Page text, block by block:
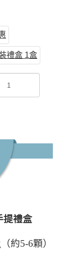
禮盒 1盒
提禮盒
（約5-6顆）